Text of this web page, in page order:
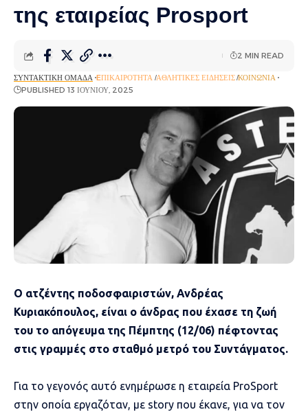
της εταιρείας Prosport
ΣΥΝΤΑΚΤΙΚΉ ΟΜΆΔΑ EΠΙΚΑΙΡΌΤΗΤΑ ΑΘΛΗΤΙΚΈΣ ΕΙΔΉΣΕΙΣ ΚΟΙΝΩΝΊΑ
PUBLISHED 13 ΙΟΥΝΊΟΥ, 2025
2 MIN READ
Ο ατζέντης ποδοσφαιριστών, Ανδρέας
Κυριακόπουλος, είναι ο άνδρας που έχασε τη ζωή
του το απόγευμα της Πέμπτης (12/06) πέφτοντας
στις γραμμές στο σταθμό μετρό του Συντάγματος.
Για το γεγονός αυτό ενημέρωσε η εταιρεία ProSport
στην οποία εργαζόταν, με story που έκανε, για να τον